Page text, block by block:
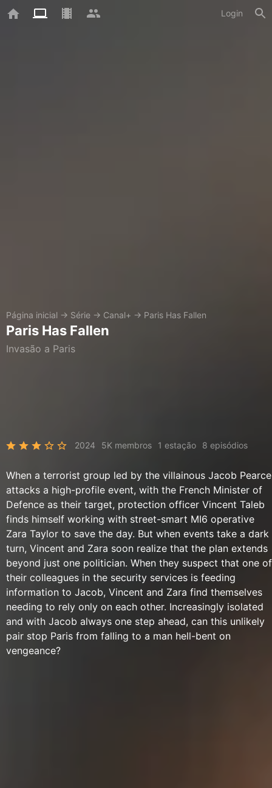
Login
Página inicial → Série → Canal+ → Paris Has Fallen
Paris Has Fallen
Invasão a Paris
2024 5K membros 1 estação 8 episódios
When a terrorist group led by the villainous Jacob Pearce
attacks a high-profile event, with the French Minister of
Defence as their target, protection officer Vincent Taleb
finds himself working with street-smart MI6 operative
Zara Taylor to save the day. But when events take a dark
turn, Vincent and Zara soon realize that the plan extends
beyond just one politician. When they suspect that one of
their colleagues in the security services is feeding
information to Jacob, Vincent and Zara find themselves
needing to rely only on each other. Increasingly isolated
and with Jacob always one step ahead, can this unlikely
pair stop Paris from falling to a man hell-bent on
vengeance?